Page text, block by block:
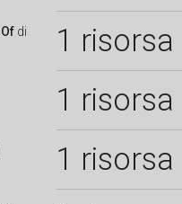
di 1 risorsa
1 risorsa
1 risorsa